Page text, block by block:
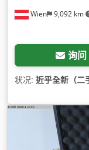
Wien 9,092 km
询问
状况: 近乎全新（二